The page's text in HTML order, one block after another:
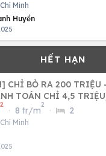
Minh
Huyền
CHỈ BỎ RA 200 TRIỆU
TOÁN CHỈ 4,5
2
· 8 tr/m
2
· 2
Minh